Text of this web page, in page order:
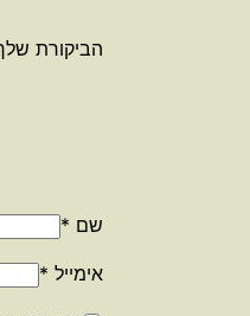
הביקורת
שם *
אימייל *